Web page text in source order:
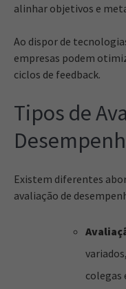
alinhar objetivos e
Ao dispor de
empresas podem
ciclos de feedback.
Tipos de
Existem diferentes
avaliação de
colegas